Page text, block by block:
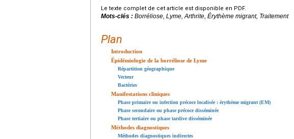
Le texte complet de cet article est disponible en PDF.
Mots-clés : Borréliose, Lyme, Arthrite, Érythème migrant, Traitement
Plan
Introduction
Épidémiologie de la borréliose de Lyme
Répartition géographique
Vecteur
Bactéries
Manifestations cliniques
Phase primaire ou infection précoce localisée : érythème migrant (EM)
Phase secondaire ou phase précoce disséminée
Phase tertiaire ou phase tardive disséminée
Méthodes diagnostiques
Méthodes diagnostiques indirectes